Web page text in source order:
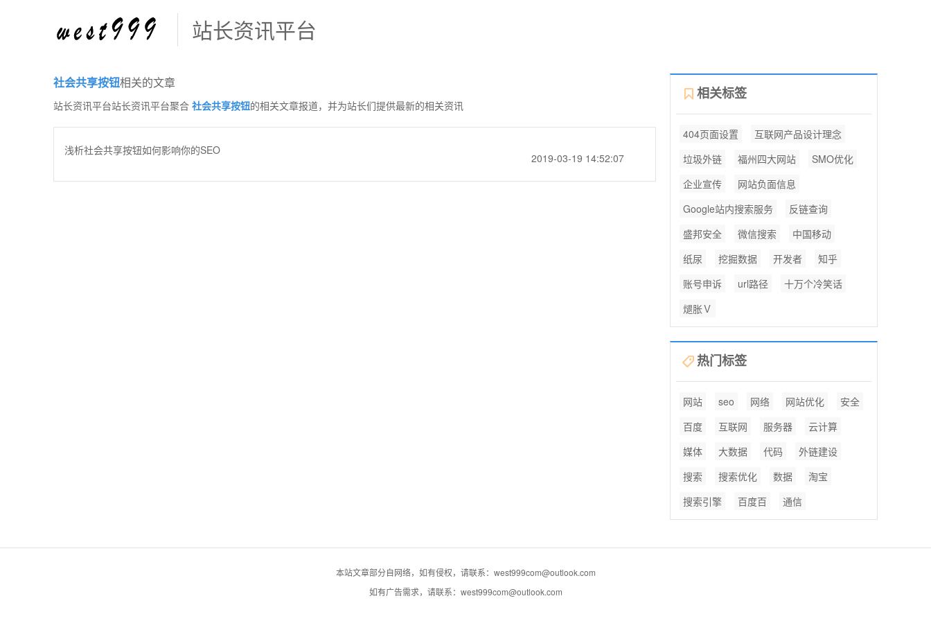
站长资讯平台
社会共享按钮相关的文章
站长资讯平台站长资讯平台聚合 社会共享按钮的相关文章报道，并为站长们提供最新的相关资讯
浅析社会共享按钮如何影响你的SEO
2019-03-19 14:52:07
相关标签
404页面设置
互联网产品设计理念
垃圾外链
福州四大网站
SMO优化
企业宣传
网站负面信息
Google站内搜索服务
反链查询
盛邦安全
微信搜索
中国移动
纸尿
挖掘数据 开发者
知乎
账号申诉
url路径
十万个冷笑话
煺胀Ｖ
热门标签
网站 seo 网络 网站优化
安全
百度
互联网 服务器
云计算
媒体
大数据 代码
外链建设
搜索
搜索优化 数据
淘宝
搜索引擎
百度百 通信
本站文章部分自网络，如有侵权，请联系：west999com@outlook.com
如有广告需求，请联系：west999com@outlook.com